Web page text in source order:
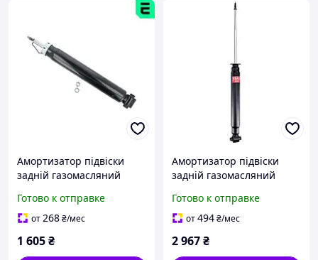
Амортизатор підвіски
задній газомасляний
Citroen C4 I-II 00-25р
Optimal A-2117G
Готово к отправке
от268₴/мес
1 605₴
Амортизатор підвіски
задній газомасляний
349066
Готово к отправке
от494₴/мес
2 967₴